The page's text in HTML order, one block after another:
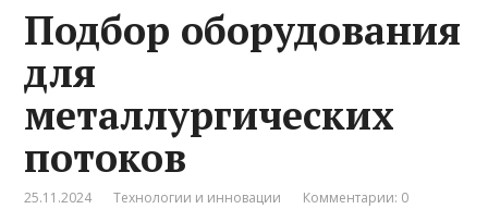
Подбор оборудования
для
металлургических
потоков
25.11.2024 Технологии и инновации Комментарии: 0